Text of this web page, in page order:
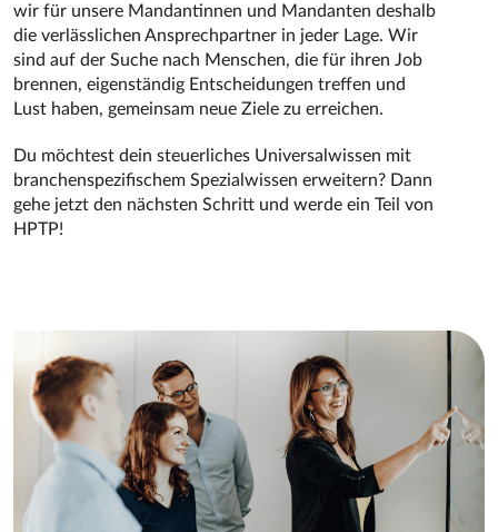
wir für unsere Mandantinnen und Mandanten deshalb
die verlässlichen Ansprechpartner in jeder Lage. Wir
sind auf der Suche nach Menschen, die für ihren Job
brennen, eigenständig Entscheidungen treffen und
Lust haben, gemeinsam neue Ziele zu erreichen.
Du möchtest dein steuerliches Universalwissen mit
branchenspezifischem Spezialwissen erweitern? Dann
gehe jetzt den nächsten Schritt und werde ein Teil von
HPTP!